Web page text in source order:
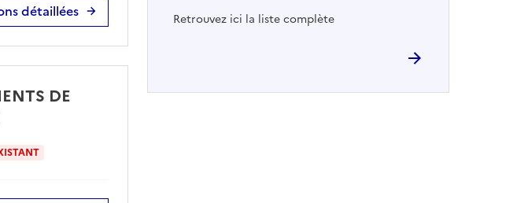
détaillées
DE
Retrouvez ici la liste complète